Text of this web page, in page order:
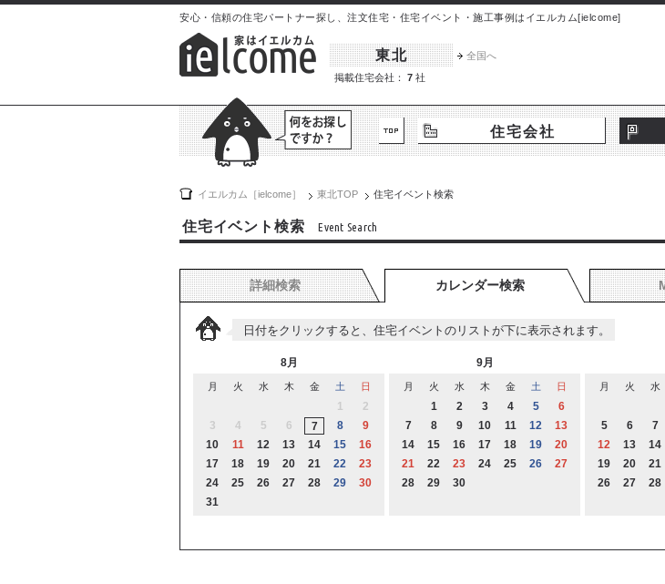
安心・信頼の住宅パートナー探し、注文住宅・住宅イベント・施工事例はイエルカム[ielcome]
東北
全国へ
掲載住宅会社：
7 社
住宅会社
イエルカム［ielcome］ 東北TOP 住宅イベント検索
住宅イベント検索 Event Search
詳細検索 カレンダー検索
日付をクリックすると、住宅イベントのリストが下に表示されます。
8月
月 火 水 木 金 土 日
1
2
3
4 5 6 7 8
9
10
11 12 13 14 15
16
17
18 19 20 21 22
23
24
25 26 27 28 29
30
31
9月
月 火 水 木 金 土 日
1 2 3 4 5
6
7
8 9 10 11 12
13
14
15 16 17 18 19
20
21
22 23 24 25 26
27
28
29 30
月 火 水
5
6 7
12
13 14
19
20 21
26
27 28